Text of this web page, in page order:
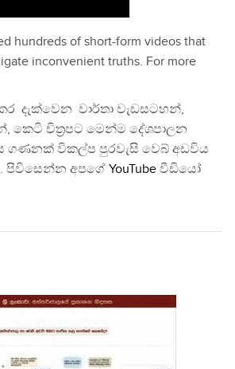
hundreds of short-form videos that
inconvenient truths. For more
දැක්වෙන වාර්තා වැඩසටහන්,
කෙටි චිත්‍රපට මෙන්ම දේශපාලන
ගණනක් විකල්ප පුරවැසි වෙබ් අඩවිය
පිවිසෙන්න අපගේ YouTube වීඩියෝ